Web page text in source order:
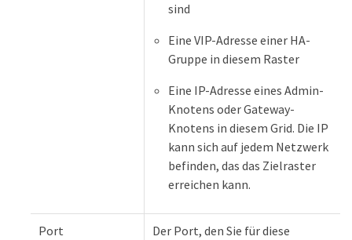
sind
Eine VIP-Adresse einer HA-
Gruppe in diesem Raster
Eine IP-Adresse eines Admin-
Knotens oder Gateway-
Knotens in diesem Grid. Die IP
kann sich auf jedem Netzwerk
befinden, das das Zielraster
erreichen kann.
Port
Der Port, den Sie für diese